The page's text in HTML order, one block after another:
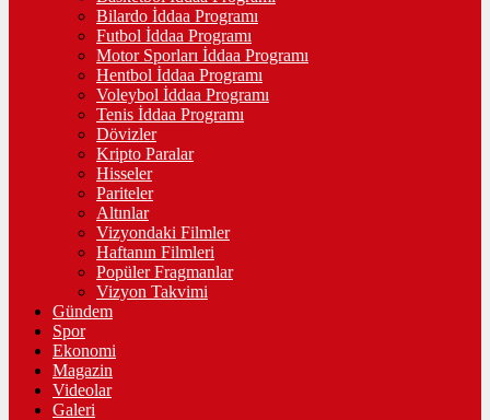
Bilardo İddaa Programı
Futbol İddaa Programı
Motor Sporları İddaa Programı
Hentbol İddaa Programı
Voleybol İddaa Programı
Tenis İddaa Programı
Dövizler
Kripto Paralar
Hisseler
Pariteler
Altınlar
Vizyondaki Filmler
Haftanın Filmleri
Popüler Fragmanlar
Vizyon Takvimi
Gündem
Spor
Ekonomi
Magazin
Videolar
Galeri